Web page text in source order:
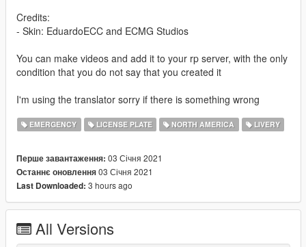
Credits:
- Skin: EduardoECC and ECMG Studios
You can make videos and add it to your rp server, with the only
condition that you do not say that you created it
I'm using the translator sorry if there is something wrong
EMERGENCY LICENSE PLATE NORTH AMERICA LIVERY
Перше завантаження: 03 Січня 2021
Останнє оновлення03 Січня 2021
Last Downloaded: 3 hours ago
All Versions